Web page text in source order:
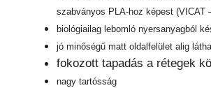
szabványos PLA-hoz képest (VICAT
biológiailag lebomló nyersanyagból
jó minőségű matt oldalfelület alig
fokozott tapadás a rétegek
nagy tartósság